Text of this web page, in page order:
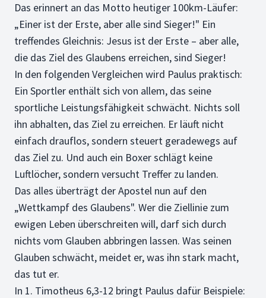
Das erinnert an das Motto heutiger 100km-Läufer:
„Einer ist der Erste, aber alle sind Sieger!" Ein
treffendes Gleichnis: Jesus ist der Erste – aber alle,
die das Ziel des Glaubens erreichen, sind Sieger!
In den folgenden Vergleichen wird Paulus praktisch:
Ein Sportler enthält sich von allem, das seine
sportliche Leistungsfähigkeit schwächt. Nichts soll
ihn abhalten, das Ziel zu erreichen. Er läuft nicht
einfach drauflos, sondern steuert geradewegs auf
das Ziel zu. Und auch ein Boxer schlägt keine
Luftlöcher, sondern versucht Treffer zu landen.
Das alles überträgt der Apostel nun auf den
„Wettkampf des Glaubens". Wer die Ziellinie zum
ewigen Leben überschreiten will, darf sich durch
nichts vom Glauben abbringen lassen. Was seinen
Glauben schwächt, meidet er, was ihn stark macht,
das tut er.
In 1. Timotheus 6,3-12 bringt Paulus dafür Beispiele: